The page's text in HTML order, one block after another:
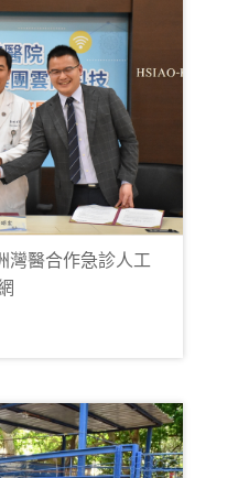
灣醫合作急診人工